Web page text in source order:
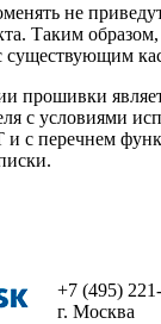
не
Таким
существующим
прошивки
с условиями
с перечнем
+7 (495)
г. Москва